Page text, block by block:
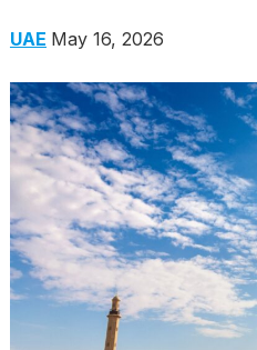
UAE May 16, 2026